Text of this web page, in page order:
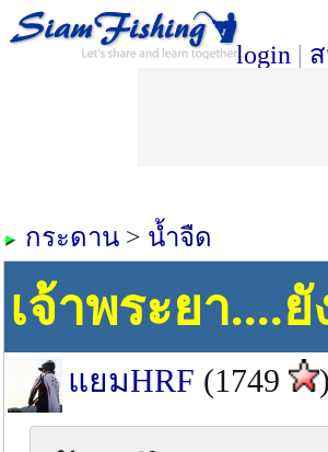
login |
กระดาน > น้ำจืด
เจ้าพระยา....
แยมHRF (1749 )